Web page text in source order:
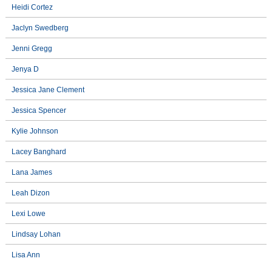
Heidi Cortez
Jaclyn Swedberg
Jenni Gregg
Jenya D
Jessica Jane Clement
Jessica Spencer
Kylie Johnson
Lacey Banghard
Lana James
Leah Dizon
Lexi Lowe
Lindsay Lohan
Lisa Ann